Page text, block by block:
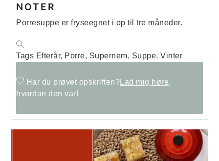
NOTER
Porresuppe er fryseegnet i op til tre måneder.
Tags Efterår, Porre, Supernem, Suppe, Vinter
Har du prøvet opskriften? Lad mig høre,
hvordan den var!